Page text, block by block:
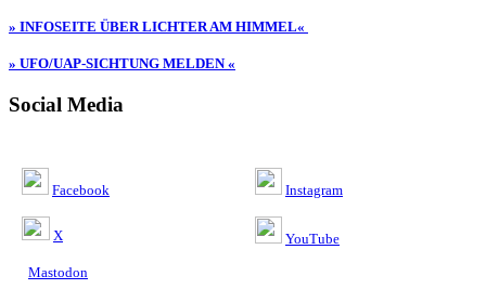
» INFOSEITE ÜBER LICHTER AM HIMMEL«
» UFO/UAP-SICHTUNG MELDEN «
Social Media
Facebook
X
Mastodon
Instagram
YouTube